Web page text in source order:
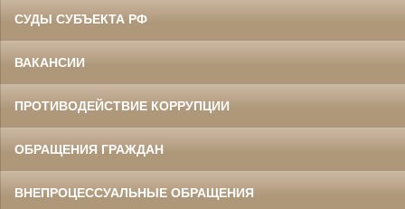
СУДЫ СУБЪЕКТА РФ
ВАКАНСИИ
ПРОТИВОДЕЙСТВИЕ КОРРУПЦИИ
ОБРАЩЕНИЯ ГРАЖДАН
ВНЕПРОЦЕССУАЛЬНЫЕ ОБРАЩЕНИЯ